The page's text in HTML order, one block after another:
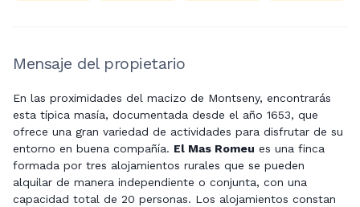
Mensaje del propietario
En las proximidades del macizo de Montseny, encontrarás
esta típica masía, documentada desde el año 1653, que
ofrece una gran variedad de actividades para disfrutar de su
entorno en buena compañía. El Mas Romeu es una finca
formada por tres alojamientos rurales que se pueden
alquilar de manera independiente o conjunta, con una
capacidad total de 20 personas. Los alojamientos constan